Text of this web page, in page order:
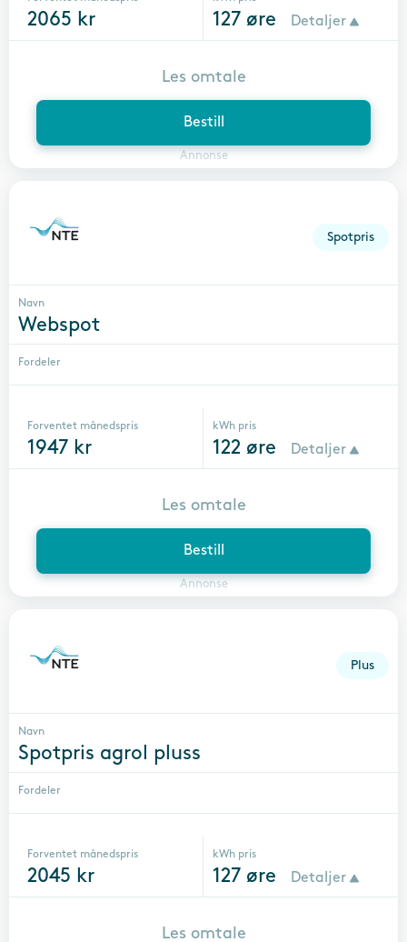
2065 kr 127 øre Detaljer
Bestill
Annonse
Les omtale
Spotpris
Navn
Webspot
Fordeler
Forventet månedspris
1947 kr
kWh pris
122 øre Detaljer
Bestill
Annonse
Les omtale
Plus
Navn
Spotpris agrol pluss
Fordeler
Forventet månedspris
2045 kr
kWh pris
127 øre Detaljer
Les omtale